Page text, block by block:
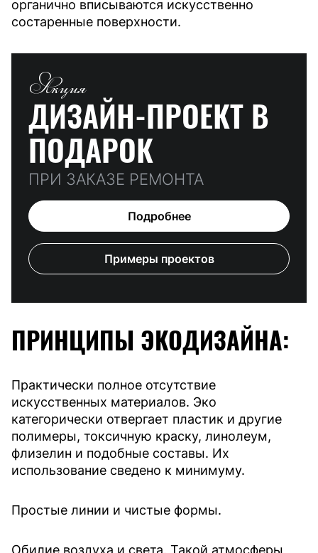
органично вписываются искусственно
состаренные поверхности.
Акция
ДИЗАЙН-ПРОЕКТ В
ПОДАРОК
ПРИ ЗАКАЗЕ РЕМОНТА
Подробнее
Примеры проектов
ПРИНЦИПЫ ЭКОДИЗАЙНА:
Практически полное отсутствие
искусственных материалов. Эко
категорически отвергает пластик и другие
полимеры, токсичную краску, линолеум,
флизелин и подобные составы. Их
использование сведено к минимуму.
Простые линии и чистые формы.
Обилие воздуха и света. Такой атмосферы